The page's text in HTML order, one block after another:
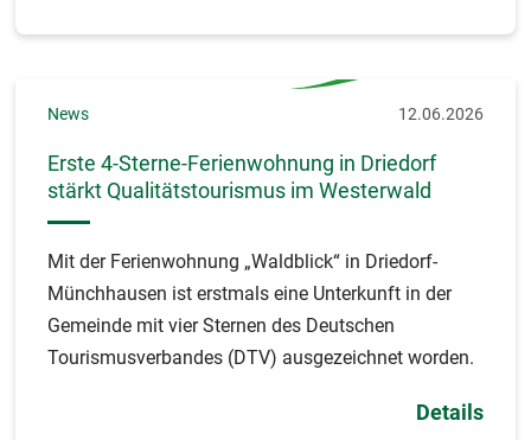
News 12.06.2026
Erste 4-Sterne-Ferienwohnung in Driedorf
stärkt Qualitätstourismus im Westerwald
Mit der Ferienwohnung „Waldblick“ in Driedorf-
Münchhausen ist erstmals eine Unterkunft in der
Gemeinde mit vier Sternen des Deutschen
Tourismusverbandes (DTV) ausgezeichnet worden.
Details